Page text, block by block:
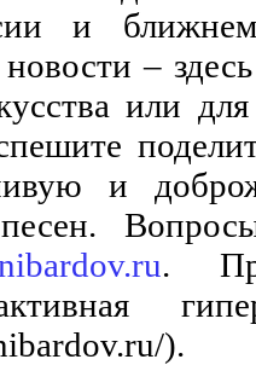
и ближнем
–
или
и
.
активная
).